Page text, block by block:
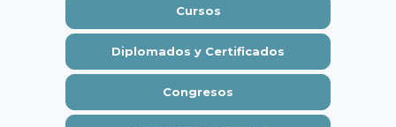
Cursos
Diplomados y Certificados
Congresos